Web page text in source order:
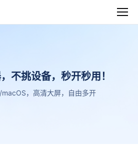
不挑设备，秒开秒用！
，高清大屏，自由多开